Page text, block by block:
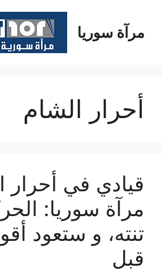
المحتوىمرآة سوريا
أحرار الشام
قيادي في أحرار
مرآة سوريا:
تنته، و ستعود
قبل